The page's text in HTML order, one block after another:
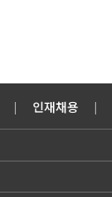
| 인재채용 |